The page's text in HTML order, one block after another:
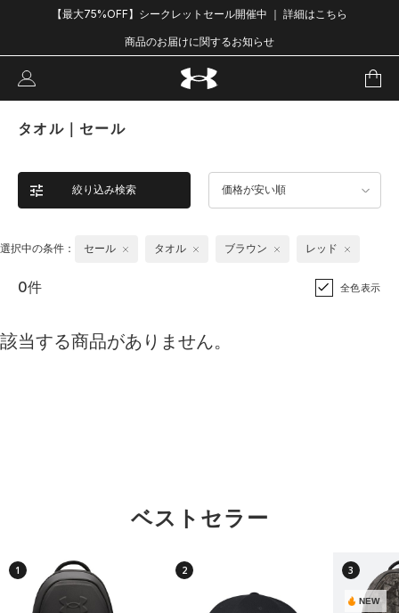
【最大75%OFF】シークレットセール開催中 ｜ 詳細はこちら
商品のお届けに関するお知らせ
タオル｜セール
絞り込み検索 価格が安い順
選択中の条件： セール タオル ブラウン レッド
0件 全色表示
該当する商品がありません。
ベストセラー
1 2 3
NEW